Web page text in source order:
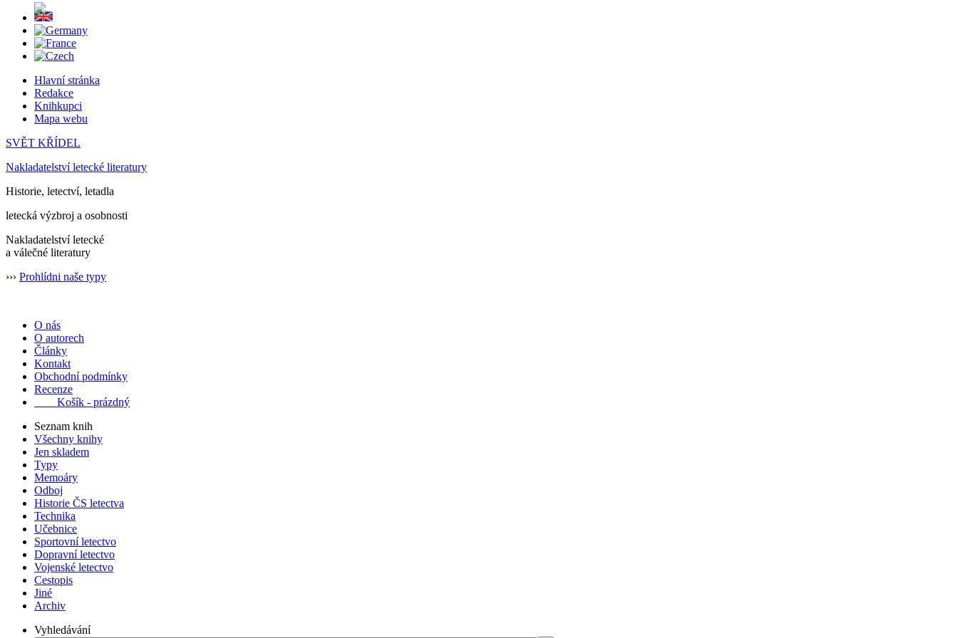
Hlavní stránka
Redakce
Knihkupci
Mapa webu
SVĚT KŘÍDEL
Nakladatelství letecké literatury
Historie, letectví, letadla
letecká výzbroj a osobnosti
Nakladatelství letecké
a válečné literatury
››› Prohlídni naše typy
O nás
O autorech
Články
Kontakt
Obchodní podmínky
Recenze
Košík - prázdný
Seznam knih
Všechny knihy
Jen skladem
Typy
Memoáry
Odboj
Historie ČS letectva
Technika
Učebnice
Sportovní letectvo
Dopravní letectvo
Vojenské letectvo
Cestopis
Jiné
Archiv
Vyhledávání